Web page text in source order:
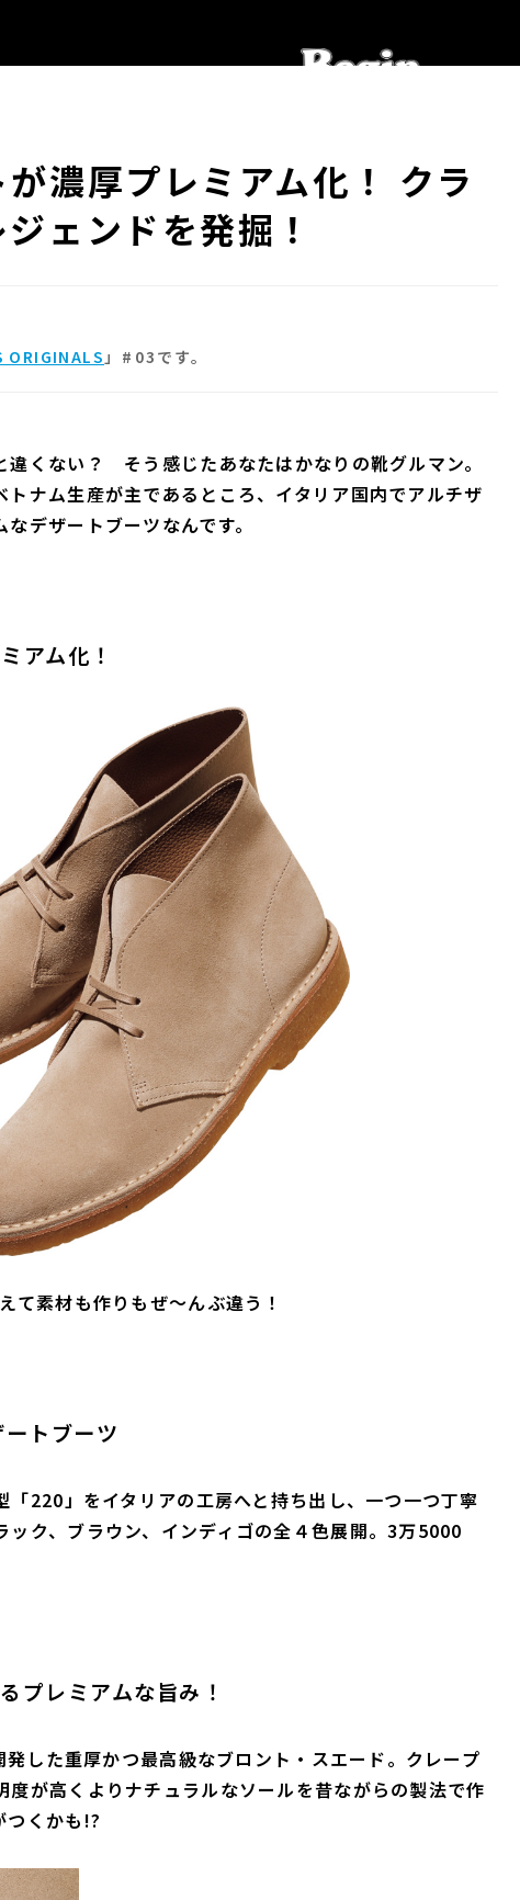
濃厚プレミアム化！ クラ
ェンドを発掘！
ORIGINALS」#03です。
違くない？ そう感じたあなたはかなりの靴グルマン。
ナム生産が主であるところ、イタリア国内でアルチザ
デザートブーツなんです。
アム化！
て素材も作りもぜ～んぶ違う！
トブーツ
「220」をイタリアの工房へと持ち出し、一つ一つ丁寧
ック、ブラウン、インディゴの全４色展開。3万5000
プレミアムな旨み！
した重厚かつ最高級なブロント・スエード。クレープ
が高くよりナチュラルなソールを昔ながらの製法で作
つくかも!?